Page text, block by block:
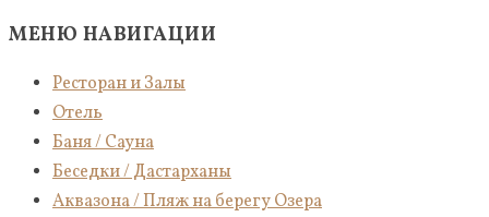
МЕНЮ НАВИГАЦИИ
Ресторан и Залы
Отель
Баня / Сауна
Беседки / Дастарханы
Аквазона / Пляж на берегу Озера